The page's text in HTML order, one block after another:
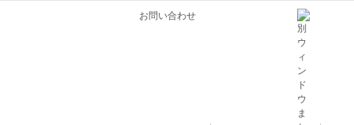
お問い合わせ